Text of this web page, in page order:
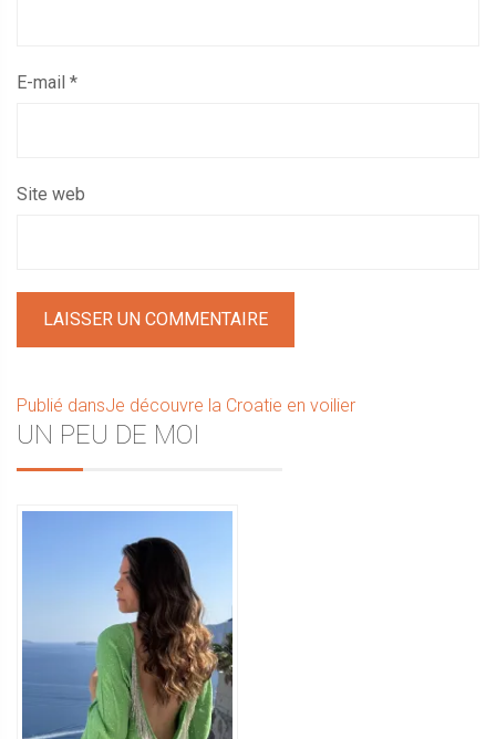
E-mail *
Site web
Navigation
de
Publié dansJe découvre la Croatie en voilier
Sidebar
UN PEU DE MOI